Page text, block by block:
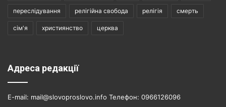
переслідування релігійна свобода релігія смерть
сім'я християнство церква
Адреса редакції
E-mail: mail@slovoproslovo.info Телефон: 0966126096